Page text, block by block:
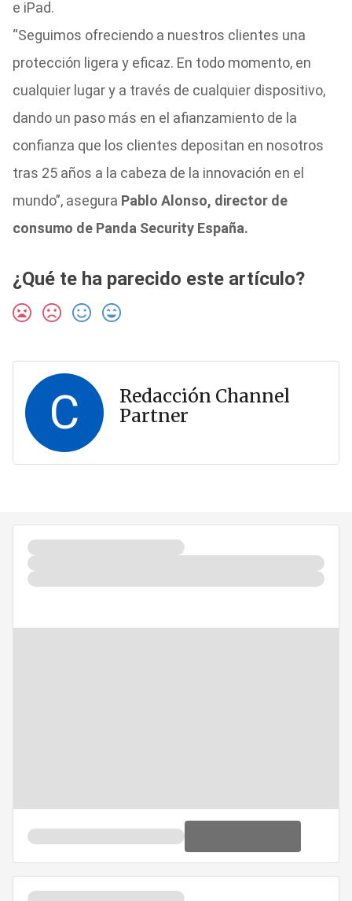
e iPad.
“Seguimos ofreciendo a nuestros clientes una
protección ligera y eficaz. En todo momento, en
cualquier lugar y a través de cualquier dispositivo,
dando un paso más en el afianzamiento de la
confianza que los clientes depositan en nosotros
tras 25 años a la cabeza de la innovación en el
mundo”, asegura Pablo Alonso, director de
consumo de Panda Security España.
¿Qué te ha parecido este artículo?
C
Redacción Channel
Partner